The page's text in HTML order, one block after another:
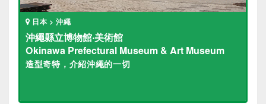
日本 > 沖繩
沖繩縣立博物館‧美術館
Okinawa Prefectural Museum & Art Museum
造型奇特，介紹沖繩的一切